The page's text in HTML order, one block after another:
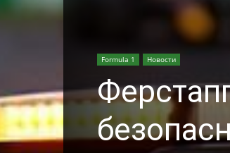
Formula 1 Новости